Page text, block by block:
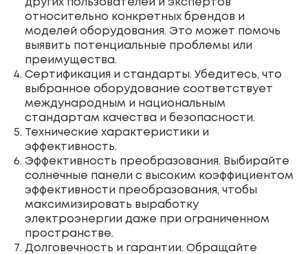
других пользователей и экспертов
относительно конкретных брендов и
моделей оборудования. Это может помочь
выявить потенциальные проблемы или
преимущества.
Сертификация и стандарты. Убедитесь, что
выбранное оборудование соответствует
международным и национальным
стандартам качества и безопасности.
Технические характеристики и
эффективность.
Эффективность преобразования. Выбирайте
солнечные панели с высоким коэффициентом
эффективности преобразования, чтобы
максимизировать выработку
электроэнергии даже при ограниченном
пространстве.
Долговечность и гарантии. Обращайте